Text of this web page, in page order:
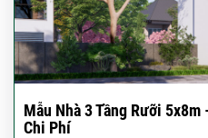
Mẫu Nhà 3 Tầng Rưỡi
Chi Phí